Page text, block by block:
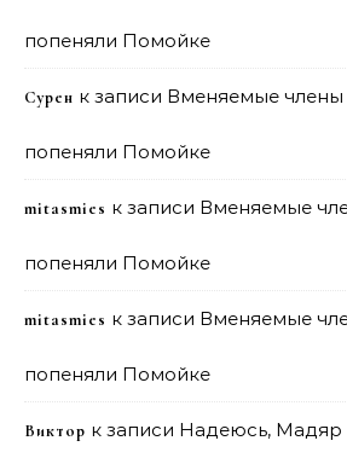
попеняли Помойке
Сурен к записи Вменяемые члены
попеняли Помойке
mitasmies к записи Вменяемые
попеняли Помойке
mitasmies к записи Вменяемые
попеняли Помойке
Виктор к записи Надеюсь, Мадяр